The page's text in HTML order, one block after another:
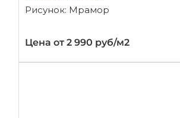
Рисунок: Мрамор
Цена от 2 990 руб/м2